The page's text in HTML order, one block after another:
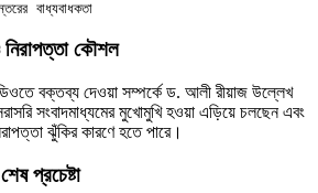
কৌশল
বক্তব্য দেওয়া সম্পর্কে ড. আলী রীয়াজ উল্লেখ
সংবাদমাধ্যমের মুখোমুখি হওয়া এড়িয়ে চলছেন এবং
ঝুঁকির কারণে হতে পারে।
প্রচেষ্টা